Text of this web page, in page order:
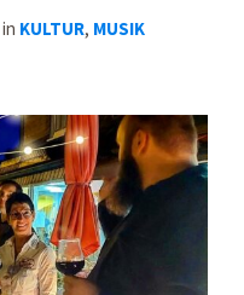
in KULTUR, MUSIK